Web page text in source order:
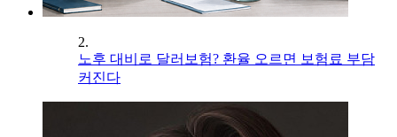
2.
노후 대비로 달러보험? 환율 오르면 보험료 부담
커진다